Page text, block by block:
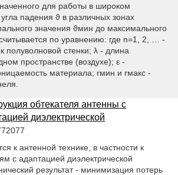
для работы в широком
падения ϑ в различных зонах
значения ϑмин до максимального
по уравнению: где n=1, 2, … -
полуволновой стенки; λ - длина
пространстве (воздухе); ε -
материала; rмин и rмакс -
обтекателя антенны с
диэлектрической
к антенной технике, в частности к
с адаптацией диэлектрической
результат - минимизация потерь